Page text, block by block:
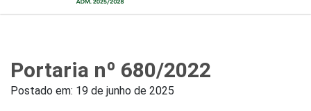
Portaria nº 680/2022
Postado em: 19 de junho de 2025